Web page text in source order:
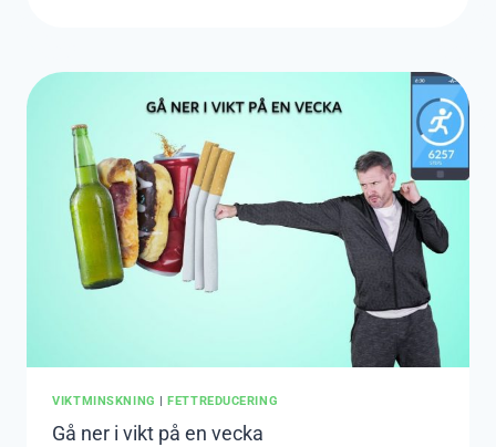
STEGRÄKNARE
VIKTMINSKNING FETTREDUCERING
Gå ner i vikt på en vecka